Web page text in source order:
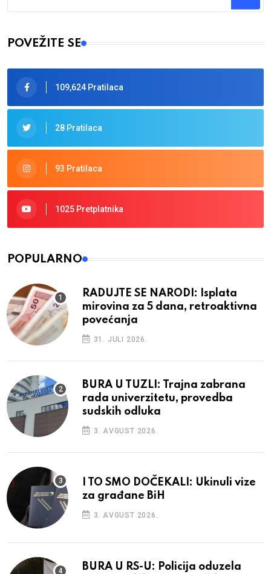
Type 2 or more characters for results.
POVEŽITE SE
109,624 Pratilaca
28 Pratilaca
93 Pratilaca
1025 Pretplatnika
POPULARNO
RADUJTE SE NARODI: Isplata
mirovina za 5 dana, retroaktivna
povećanja
31. JULI 2026.
BURA U TUZLI: Trajna zabrana
rada univerzitetu, provedba
sudskih odluka
3. AVGUST 2026.
I TO SMO DOČEKALI: Ukinuli vize
za građane BiH
3. AVGUST 2026.
BURA U RS-U: Policija oduzela